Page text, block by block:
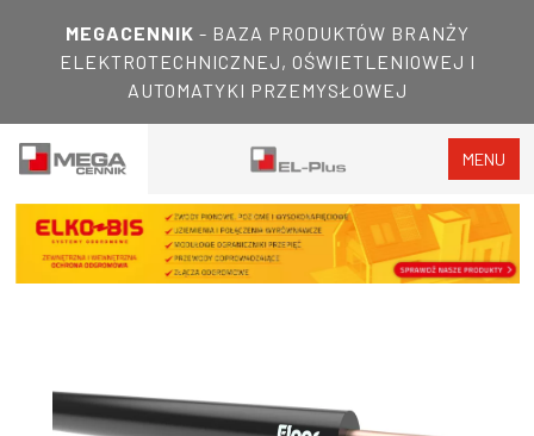
MEGACENNIK - BAZA PRODUKTÓW BRANŻY
ELEKTROTECHNICZNEJ, OŚWIETLENIOWEJ I
AUTOMATYKI PRZEMYSŁOWEJ
MENU